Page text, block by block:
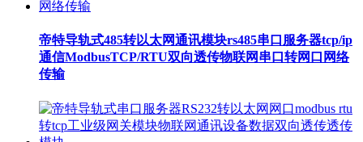
帝特导轨式485转以太网通讯模块rs485串口服务器tcp/ip
通信ModbusTCP/RTU双向透传物联网串口转网口网络
传输